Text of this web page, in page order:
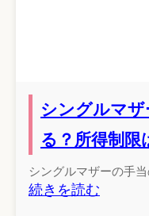
シングルマザ
る？所得制限
シングルマザーの手
続きを読む